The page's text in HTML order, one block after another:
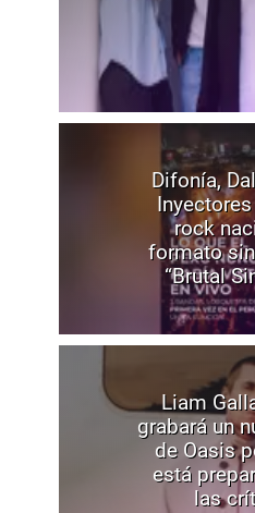
Difonía,
rock
formato
“Brutal
Liam
grabará un
de Oasis
está
las